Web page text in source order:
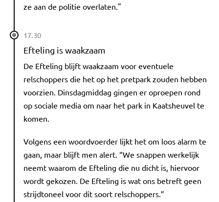
ze aan de politie overlaten."
17.30
Efteling is waakzaam
De Efteling blijft waakzaam voor eventuele
relschoppers die het op het pretpark zouden hebben
voorzien. Dinsdagmiddag gingen er oproepen rond
op sociale media om naar het park in Kaatsheuvel te
komen.
Volgens een woordvoerder lijkt het om loos alarm te
gaan, maar blijft men alert. “We snappen werkelijk
neemt waarom de Efteling die nu dicht is, hiervoor
wordt gekozen. De Efteling is wat ons betreft geen
strijdtoneel voor dit soort relschoppers.”